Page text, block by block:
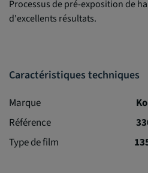
Processus de pré-exposition de
d'excellents résultats.
Caractéristiques techniques
Marque
Référence
Type de film